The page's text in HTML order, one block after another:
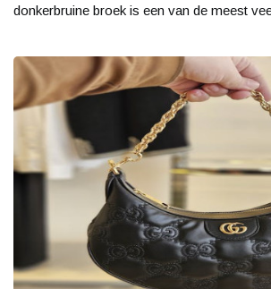
donkerbruine broek is een van de meest